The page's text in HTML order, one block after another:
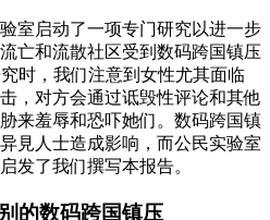
室启动了一项专门研究以进一步
亡和流散社区受到数码跨国镇压
时，我们注意到女性尤其面临
，对方会通过诋毁性评论和其他
来羞辱和恐吓她们。数码跨国镇
見人士造成影响，而公民实验室
发了我们撰写本报告。
的数码跨国镇压